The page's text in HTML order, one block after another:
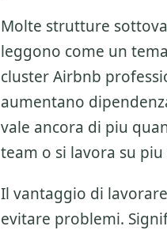
Molte strutture
leggono come un
clusterAirbnb
aumentano
vale ancora di piu
team o si lavora su
Il vantaggio di
evitare problemi.